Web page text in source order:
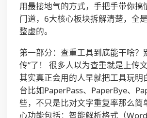
用最接地气的方式，手把手带你搞
门道，6大核心板块拆解清楚，全
整虚的。
第一部分：查重工具到底能干啥？
传”了！ 很多人以为查重就是上传
其实真正会用的人早就把工具玩明
台比如PaperPass、PaperBye、
些，不只是比对文字重复率那么简
心功能包括：智能解析格式（